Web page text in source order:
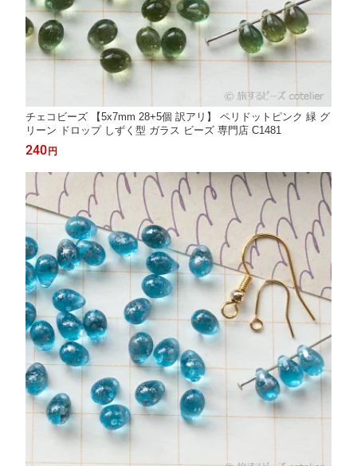
チェコビーズ 【5x7mm 28+5個 訳アリ】 ペリドットピンク 緑 グ
リーン ドロップ しずく型 ガラス ビーズ 専門店 C1481
240 円